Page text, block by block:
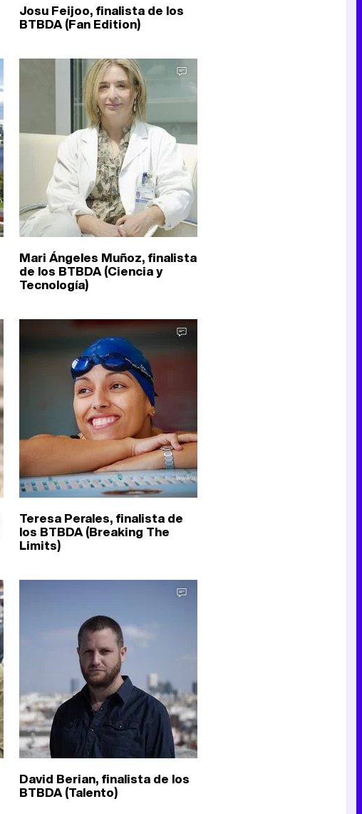
Josu Feijoo, finalista de los
BTBDA (Fan Edition)
Mari Ángeles Muñoz, finalista
de los BTBDA (Ciencia y
Tecnología)
Teresa Perales, finalista de
los BTBDA (Breaking The
Limits)
David Berian, finalista de los
BTBDA (Talento)